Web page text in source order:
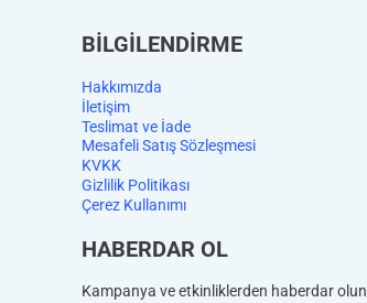
BİLGİLENDİRME
Hakkımızda
İletişim
Teslimat ve İade
Mesafeli Satış Sözleşmesi
KVKK
Gizlilik Politikası
Çerez Kullanımı
HABERDAR OL
Kampanya ve etkinliklerden haberdar olun